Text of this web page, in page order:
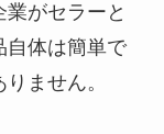
業がセラーと
自体は簡単で
ません。